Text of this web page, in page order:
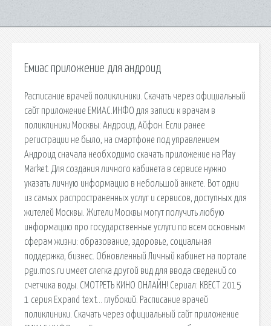
Емиас приложение для андроид
Расписание врачей поликлиники. Скачать через официальный
сайт приложение ЕМИАС.ИНФО для записи к врачам в
поликлиники Москвы: Андроид, Айфон. Если ранее
регистрации не было, на смартфоне под управлением
Андроид сначала необходимо скачать приложение на Play
Market. Для создания личного кабинета в сервисе нужно
указать личную информацию в небольшой анкете. Вот одни
из самых распространенных услуг и сервисов, доступных для
жителей Москвы. Жители Москвы могут получить любую
информацию про государственные услуги по всем основным
сферам жизни: образование, здоровье, социальная
поддержка, бизнес. Обновленный Личный кабинет на портале
pgu.mos.ru имеет слегка другой вид для ввода сведений со
счетчика воды. СМОТРЕТЬ КИНО ОНЛАЙН! Сериал: КВЕСТ 2015
1 серия Expand text… глубокий. Расписание врачей
поликлиники. Скачать через официальный сайт приложение